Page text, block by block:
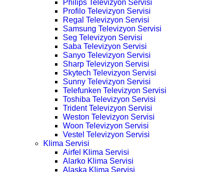
Philips Televizyon Servisi
Profilo Televizyon Servisi
Regal Televizyon Servisi
Samsung Televizyon Servisi
Seg Televizyon Servisi
Saba Televizyon Servisi
Sanyo Televizyon Servisi
Sharp Televizyon Servisi
Skytech Televizyon Servisi
Sunny Televizyon Servisi
Telefunken Televizyon Servisi
Toshiba Televizyon Servisi
Trident Televizyon Servisi
Weston Televizyon Servisi
Woon Televizyon Servisi
Vestel Televizyon Servisi
Klima Servisi
Airfel Klima Servisi
Alarko Klima Servisi
Alaska Klima Servisi